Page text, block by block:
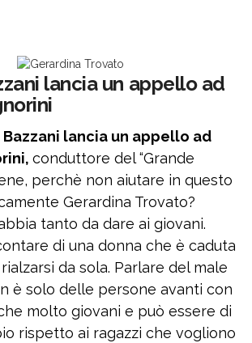
lancia un appello ad
Bazzani lancia un appello ad
conduttore del “Grande
perchè non aiutare in questo
Gerardina Trovato?
tanto da dare ai giovani.
di una donna che è caduta
da sola. Parlare del male
è solo delle persone avanti con
molto giovani e può essere di
rispetto ai ragazzi che vogliono